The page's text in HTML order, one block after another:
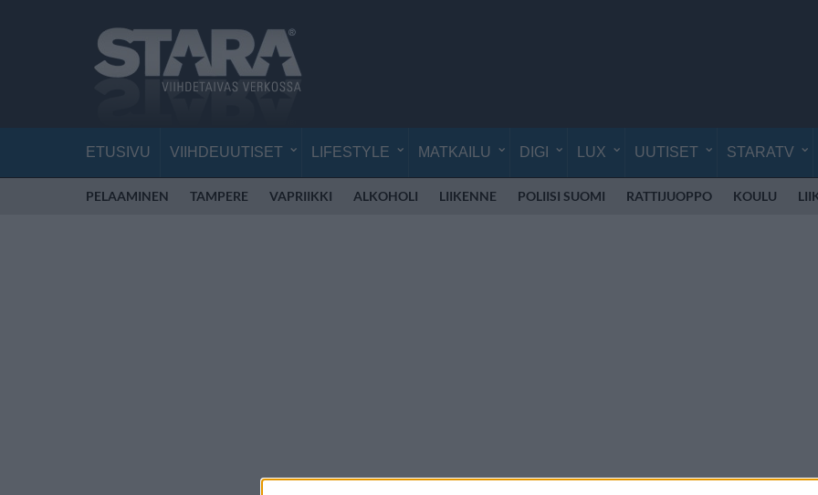
ETUSIVU VIIHDEUUTISET LIFESTYLE MATKAILU DIGI LUX UUTISET STARATV
PELAAMINEN TAMPERE VAPRIIKKI ALKOHOLI LIIKENNE POLIISI SUOMI RATTIJUOPPO KOULU